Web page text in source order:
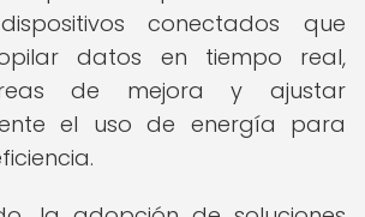
conectados que
datos en tiempo real,
de mejora y ajustar
el uso de energía para